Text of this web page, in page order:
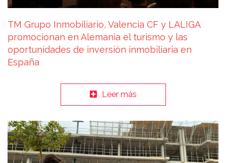
TM Grupo Inmobiliario, Valencia CF y LALIGA
promocionan en Alemania el turismo y las
oportunidades de inversión inmobiliaria en
España
Leer más